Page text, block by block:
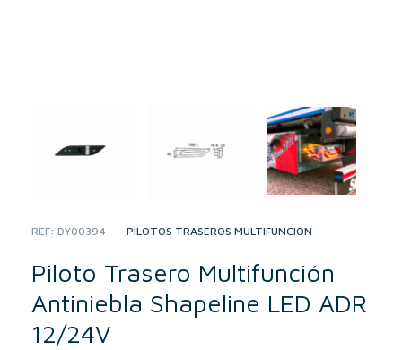
REF:DY00394
CATEGORY:PILOTOS TRASEROS MULTIFUNCIÓN
Piloto Trasero Multifunción
Antiniebla Shapeline LED ADR
12/24V